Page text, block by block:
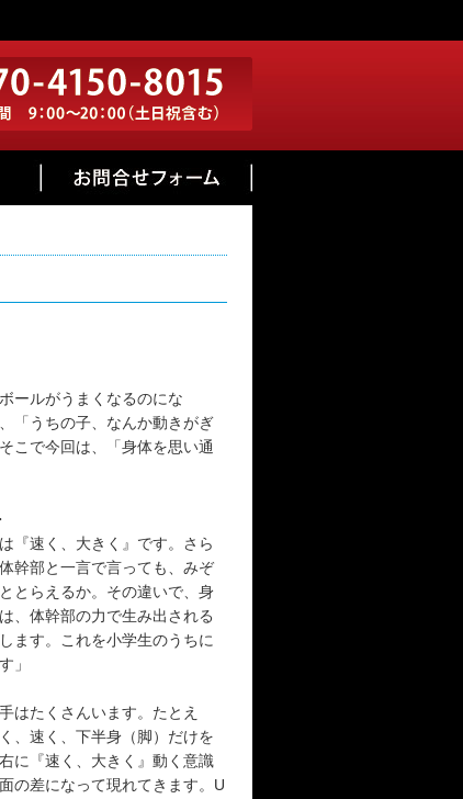
ールがうまくなるのにな
「うちの子、なんか動きがぎ
こで今回は、「身体を思い通
『速く、大きく』です。さら
幹部と一言で言っても、みぞ
とらえるか。その違いで、身
、体幹部の力で生み出される
ます。これを小学生のうちに
」
はたくさんいます。たとえ
、速く、下半身（脚）だけを
に『速く、大きく』動く意識
の差になって現れてきます。U